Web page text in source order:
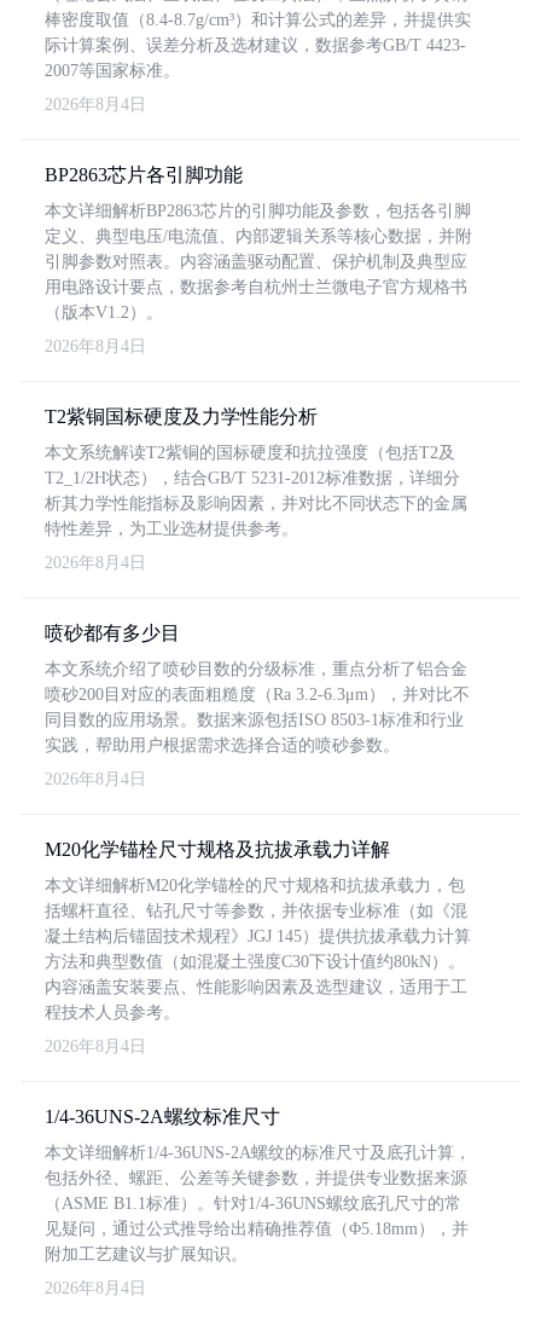
棒密度取值（8.4-8.7g/cm³）和计算公式的差异，并提供实
际计算案例、误差分析及选材建议，数据参考GB/T 4423-
2007等国家标准。
2026年8月4日
BP2863芯片各引脚功能
本文详细解析BP2863芯片的引脚功能及参数，包括各引脚
定义、典型电压/电流值、内部逻辑关系等核心数据，并附
引脚参数对照表。内容涵盖驱动配置、保护机制及典型应
用电路设计要点，数据参考自杭州士兰微电子官方规格书
（版本V1.2）。
2026年8月4日
T2紫铜国标硬度及力学性能分析
本文系统解读T2紫铜的国标硬度和抗拉强度（包括T2及
T2_1/2H状态），结合GB/T 5231-2012标准数据，详细分
析其力学性能指标及影响因素，并对比不同状态下的金属
特性差异，为工业选材提供参考。
2026年8月4日
喷砂都有多少目
本文系统介绍了喷砂目数的分级标准，重点分析了铝合金
喷砂200目对应的表面粗糙度（Ra 3.2-6.3μm），并对比不
同目数的应用场景。数据来源包括ISO 8503-1标准和行业
实践，帮助用户根据需求选择合适的喷砂参数。
2026年8月4日
M20化学锚栓尺寸规格及抗拔承载力详解
本文详细解析M20化学锚栓的尺寸规格和抗拔承载力，包
括螺杆直径、钻孔尺寸等参数，并依据专业标准（如《混
凝土结构后锚固技术规程》JGJ 145）提供抗拔承载力计算
方法和典型数值（如混凝土强度C30下设计值约80kN）。
内容涵盖安装要点、性能影响因素及选型建议，适用于工
程技术人员参考。
2026年8月4日
1/4-36UNS-2A螺纹标准尺寸
本文详细解析1/4-36UNS-2A螺纹的标准尺寸及底孔计算，
包括外径、螺距、公差等关键参数，并提供专业数据来源
（ASME B1.1标准）。针对1/4-36UNS螺纹底孔尺寸的常
见疑问，通过公式推导给出精确推荐值（Φ5.18mm），并
附加工艺建议与扩展知识。
2026年8月4日